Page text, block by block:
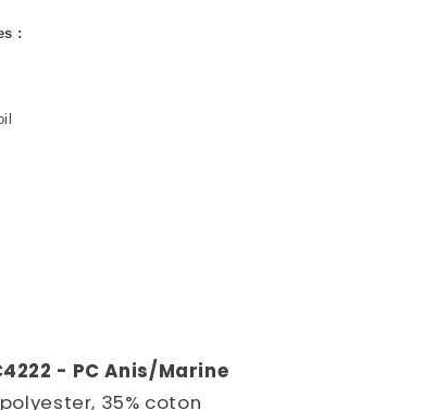
:
- PC Anis/Marine
35% coton